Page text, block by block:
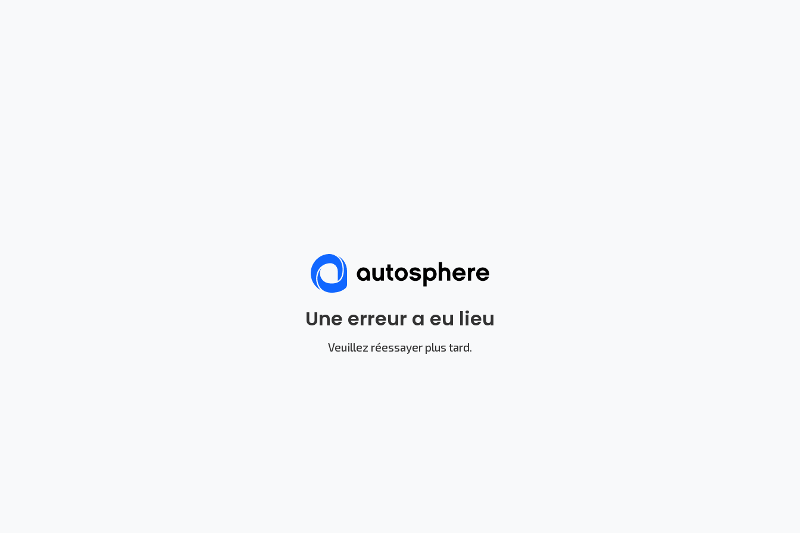
Une erreur a eu lieu
Veuillez réessayer plus tard.